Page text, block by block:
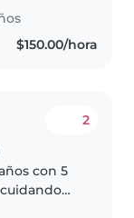
hasta niños
amigable y
$150.00/hora
2
con 5